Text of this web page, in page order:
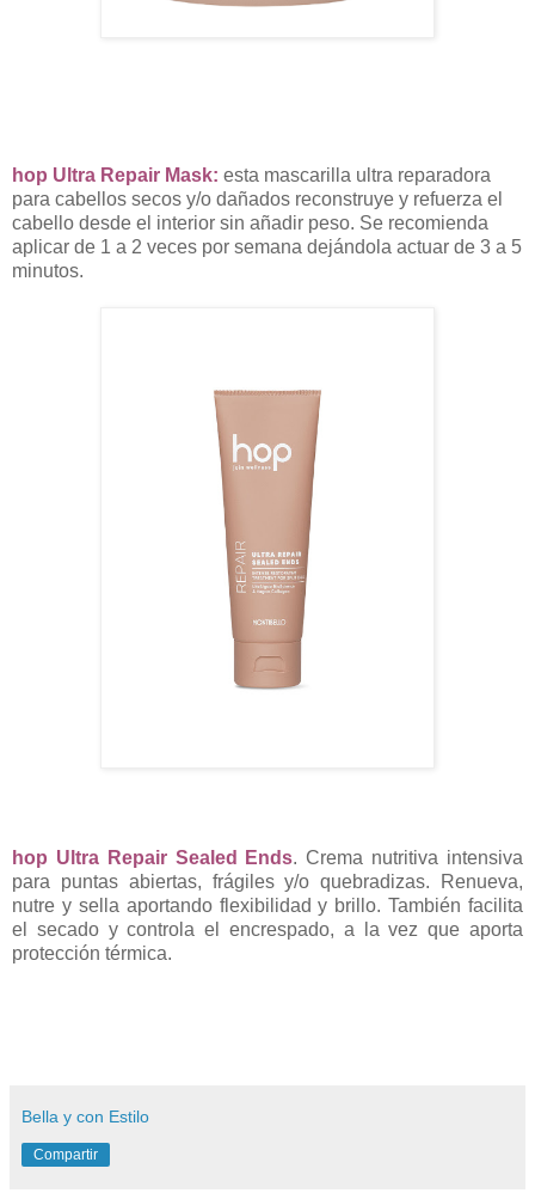
hop Ultra Repair Mask: esta mascarilla ultra reparadora
para cabellos secos y/o dañados reconstruye y refuerza el
cabello desde el interior sin añadir peso. Se recomienda
aplicar de 1 a 2 veces por semana dejándola actuar de 3 a 5
minutos.
hop Ultra Repair Sealed Ends. Crema nutritiva intensiva
para puntas abiertas, frágiles y/o quebradizas. Renueva,
nutre y sella aportando flexibilidad y brillo. También facilita
el secado y controla el encrespado, a la vez que aporta
protección térmica.
Bella y con Estilo
Compartir